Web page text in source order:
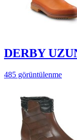
DERBY
485 görüntülenme